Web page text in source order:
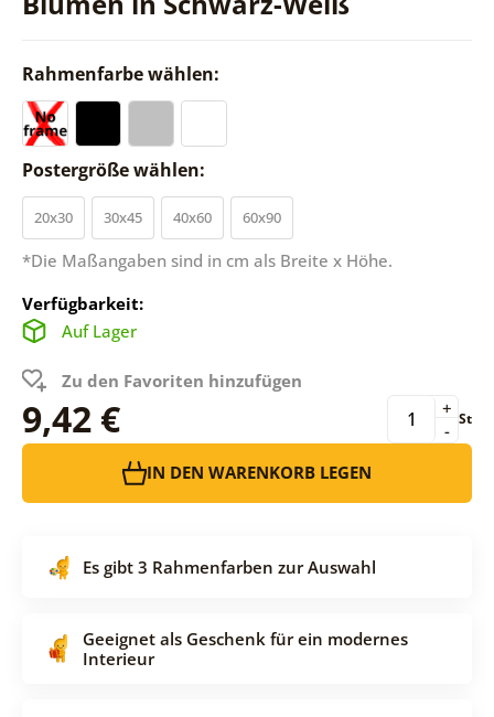
Rahmenfarbe wählen:
Postergröße wählen:
20x30 30x45 40x60 60x90
*Die Maßangaben sind in cm als Breite x Höhe.
Verfügbarkeit:
Auf Lager
Zu den Favoriten hinzufügen
9,42 € -
+ St
IN DEN WARENKORB LEGEN
Es gibt 3 Rahmenfarben zur Auswahl
Geeignet als Geschenk für ein modernes
Interieur